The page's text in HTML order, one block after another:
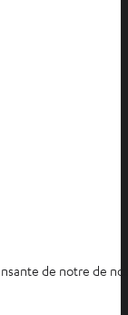
de notre de